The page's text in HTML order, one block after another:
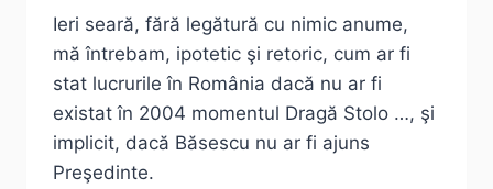
Ieri seară, fără legătură cu nimic anume,
mă întrebam, ipotetic şi retoric, cum ar fi
stat lucrurile în România dacă nu ar fi
existat în 2004 momentul Dragă Stolo …, şi
implicit, dacă Băsescu nu ar fi ajuns
Preşedinte.